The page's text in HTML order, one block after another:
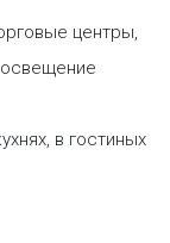
центры,
в гостиных